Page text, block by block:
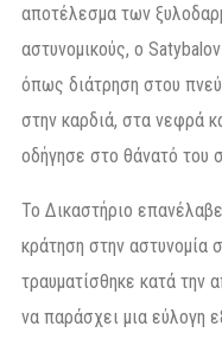
αποτέλεσμα των
αστυνομικούς, ο
όπως διάτρηση στου
στην καρδιά, στα νεφρά
οδήγησε στο θάνατό του
Το Δικαστήριο
κράτηση στην αστυνομία
τραυματίσθηκε κατά την
να παράσχει μια εύλογη